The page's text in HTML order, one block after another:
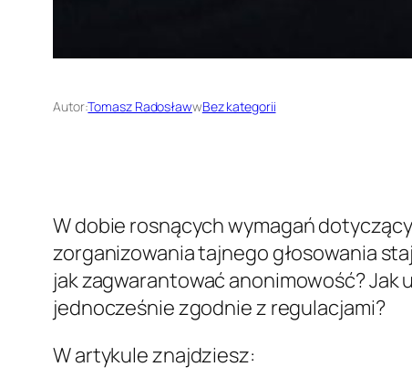
Autor:Tomasz RadosławwBez kategorii
W dobie rosnących wymagań
zorganizowania tajnego głosowania
jak zagwarantować anonimowość? Jak
jednocześnie zgodnie z regulacjami?
W artykule znajdziesz: